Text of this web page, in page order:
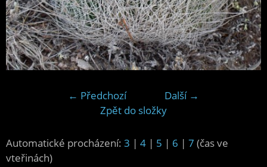
← Předchozí
Další →
Zpět do složky
Automatické procházení: 3 | 4 | 5 | 6 | 7 (čas ve
vteřinách)